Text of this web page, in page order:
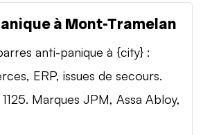
à Mont-Tramelan
anti-panique à {city} :
ERP, issues de secours.
Marques JPM, Assa Abloy,